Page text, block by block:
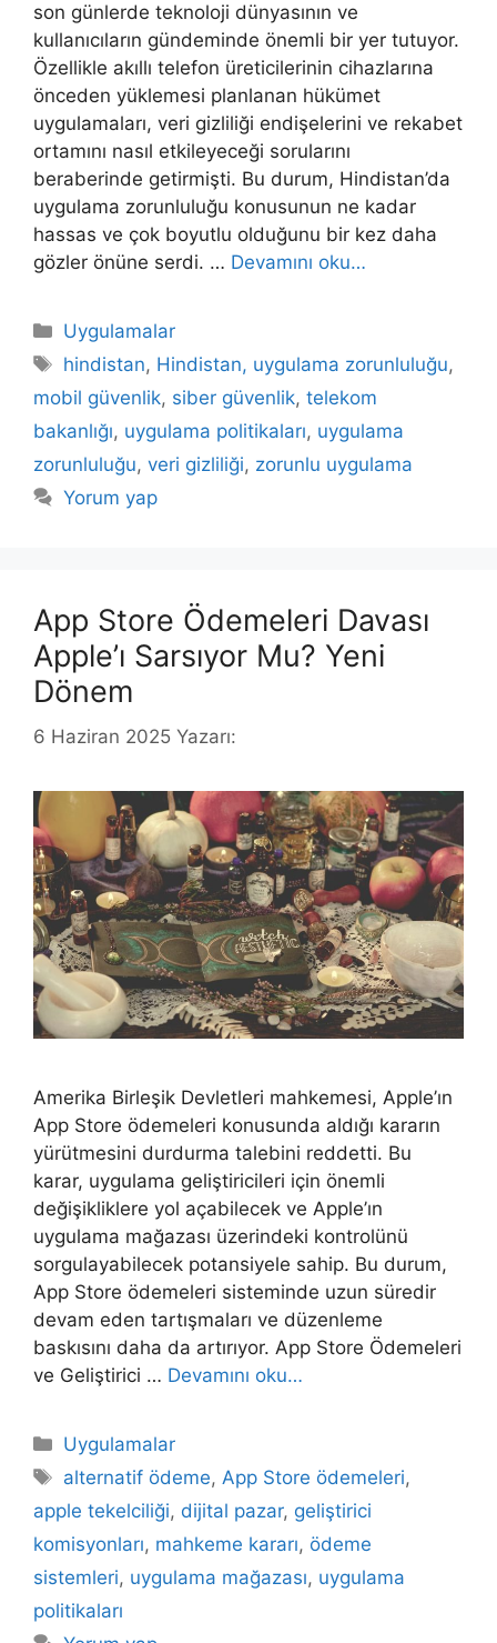
son günlerde teknoloji dünyasının ve
kullanıcıların gündeminde önemli bir yer tutuyor.
Özellikle akıllı telefon üreticilerinin cihazlarına
önceden yüklemesi planlanan hükümet
uygulamaları, veri gizliliği endişelerini ve rekabet
ortamını nasıl etkileyeceği sorularını
beraberinde getirmişti. Bu durum, Hindistan’da
uygulama zorunluluğu konusunun ne kadar
hassas ve çok boyutlu olduğunu bir kez daha
gözler önüne serdi. … Devamını oku…
Kategoriler
Uygulamalar
Etiketler
hindistan, Hindistan, uygulama zorunluluğu,
mobil güvenlik, siber güvenlik, telekom
bakanlığı, uygulama politikaları, uygulama
zorunluluğu, veri gizliliği, zorunlu uygulama
Yorum yap
App Store Ödemeleri Davası
Apple’ı Sarsıyor Mu? Yeni
Dönem
6 Haziran 2025 Yazarı:
Amerika Birleşik Devletleri mahkemesi, Apple’ın
App Store ödemeleri konusunda aldığı kararın
yürütmesini durdurma talebini reddetti. Bu
karar, uygulama geliştiricileri için önemli
değişikliklere yol açabilecek ve Apple’ın
uygulama mağazası üzerindeki kontrolünü
sorgulayabilecek potansiyele sahip. Bu durum,
App Store ödemeleri sisteminde uzun süredir
devam eden tartışmaları ve düzenleme
baskısını daha da artırıyor. App Store Ödemeleri
ve Geliştirici … Devamını oku…
Kategoriler
Uygulamalar
Etiketler
alternatif ödeme, App Store ödemeleri,
apple tekelciliği, dijital pazar, geliştirici
komisyonları, mahkeme kararı, ödeme
sistemleri, uygulama mağazası, uygulama
politikaları